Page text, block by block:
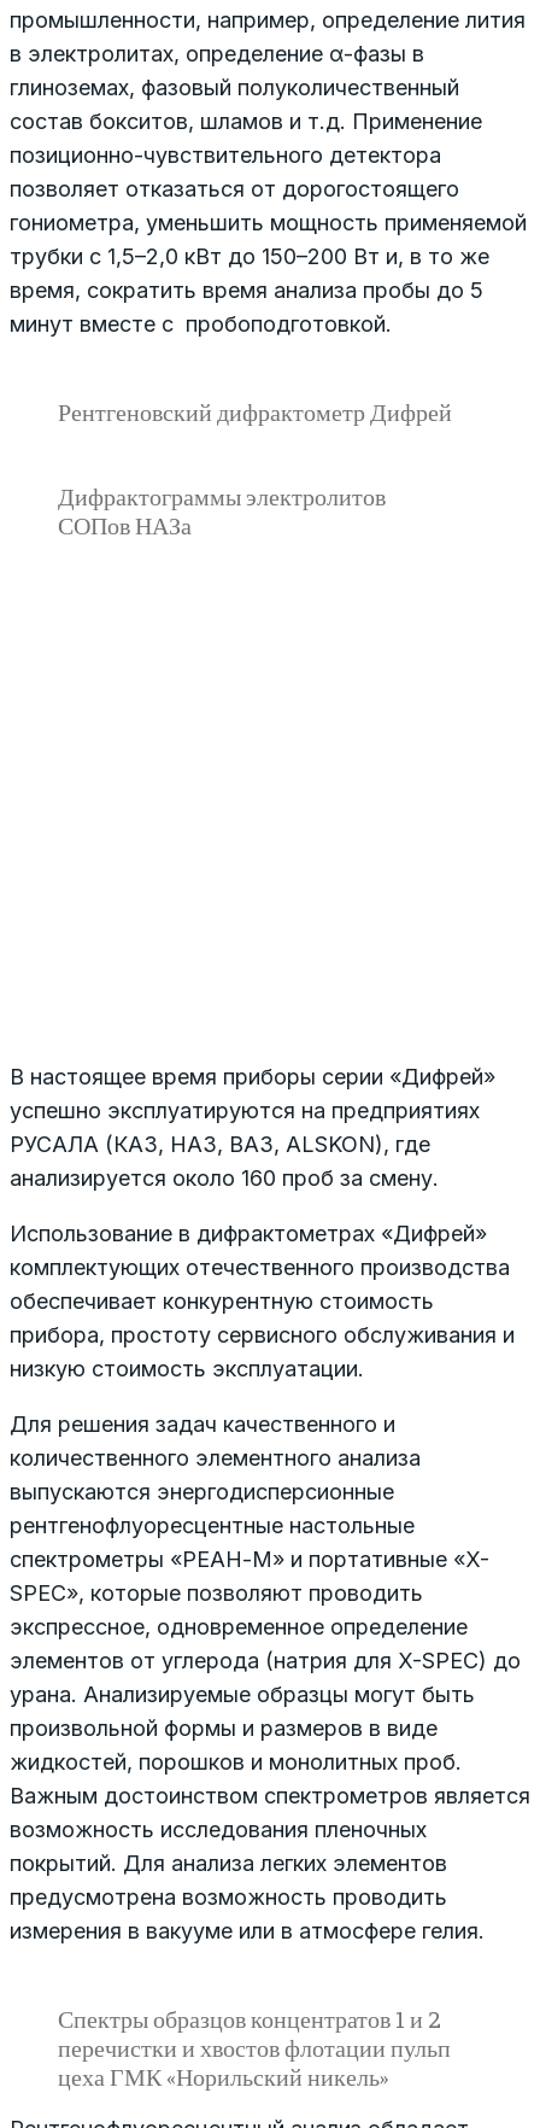
промышленности, например, определение лития
в электролитах, определение α-фазы в
глиноземах, фа­зовый полуколичественный
состав бокситов, шламов и т.д. Применение
позиционно-чувствительного детектора
позволяет отказаться от дорогостоящего
гониометра, уменьшить мощность применяемой
трубки с 1,5–2,0 кВт до 150–200 Вт и, в то же
время, сократить время анализа пробы до 5
минут вместе с пробоподготовкой.
Рентгеновский дифрактометр Дифрей
Дифрактограммы электролитов
СОПов НАЗа
В настоящее время приборы серии «Дифрей»
успешно эксплуатируются на предприятиях
РУСАЛА (КАЗ, НАЗ, ВАЗ, ALSKON), где
анализируется около 160 проб за смену.
Использование в дифрактометрах «Дифрей»
комплектующих отечественного производства
обеспечивает конкурентную стоимость
прибора, простоту сервисного обслуживания и
низкую стоимость эксплуатации.
Для решения задач качественного и
количественного элементного анализа
выпускаются энергодисперсионные
рентгенофлуоресцентные настольные
спектрометры «РЕАН-М» и портативные «X-
SPEC», которые позволяют проводить
экспрессное, одновременное определение
элементов от углерода (натрия для X-SPEC) до
урана. Анализируемые образцы могут быть
произвольной формы и размеров в виде
жидкостей, порошков и монолитных проб.
Важным достоинством спектрометров является
возможность исследования пленочных
покрытий. Для анализа легких элементов
предусмотрена возможность проводить
измерения в вакууме или в атмосфере гелия.
Спектры образцов концентратов 1 и 2
перечистки и хвостов флотации пульп
цеха ГМК «Норильский никель»